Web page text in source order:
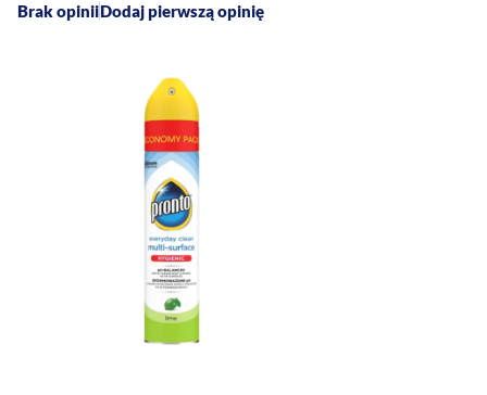
Brak opiniiDodaj pierwszą opinię